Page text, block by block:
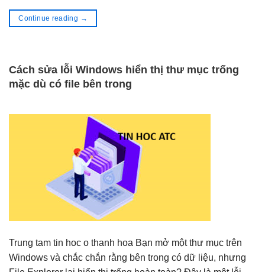
Continue reading →
Cách sửa lỗi Windows hiển thị thư mục trống
mặc dù có file bên trong
Trung tam tin hoc o thanh hoa Bạn mở một thư mục trên
Windows và chắc chắn rằng bên trong có dữ liệu, nhưng